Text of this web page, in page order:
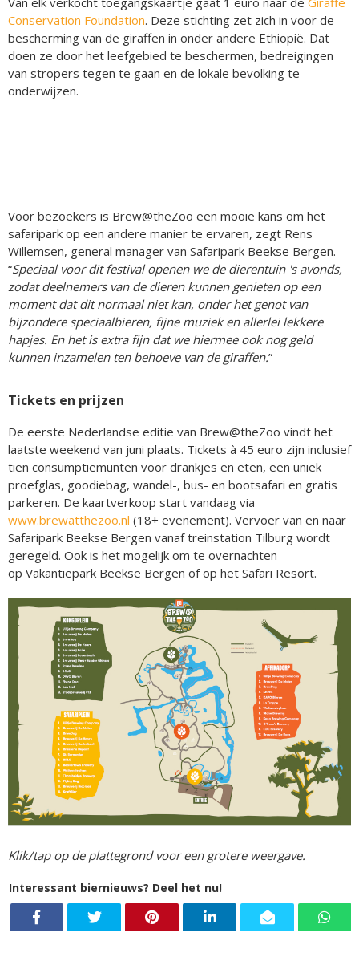
Conservation Foundation. Deze stichting zet zich in voor de
bescherming van de giraffen in onder andere Ethiopië. Dat
doen ze door het leefgebied te beschermen, bedreigingen
van stropers tegen te gaan en de lokale bevolking te
onderwijzen.
Voor bezoekers is Brew@theZoo een mooie kans om het
safaripark op een andere manier te ervaren, zegt Rens
Willemsen, general manager van Safaripark Beekse Bergen.
“Speciaal voor dit festival openen we de dierentuin 's avonds,
zodat deelnemers van de dieren kunnen genieten op een
moment dat dit normaal niet kan, onder het genot van
bijzondere speciaalbieren, fijne muziek en allerlei lekkere
hapjes. En het is extra fijn dat we hiermee ook nog geld
kunnen inzamelen ten behoeve van de giraffen.”
Tickets en prijzen
De eerste Nederlandse editie van Brew@theZoo vindt het
laatste weekend van juni plaats. Tickets à 45 euro zijn inclusief
tien consumptiemunten voor drankjes en eten, een uniek
proefglas, goodiebag, wandel-, bus- en bootsafari en gratis
parkeren. De kaartverkoop start vandaag via
www.brewatthezoo.nl (18+ evenement). Vervoer van en naar
Safaripark Beekse Bergen vanaf treinstation Tilburg wordt
geregeld. Ook is het mogelijk om te overnachten
op Vakantiepark Beekse Bergen of op het Safari Resort.
Klik/tap op de plattegrond voor een grotere weergave.
Interessant biernieuws? Deel het nu!